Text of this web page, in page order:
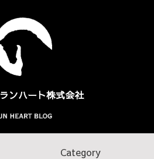
ランハート株式会社
Category